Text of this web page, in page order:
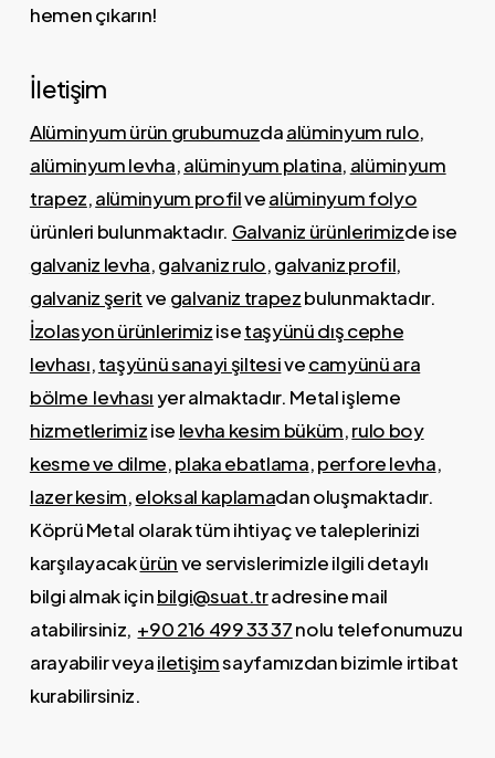
hemen çıkarın!
İletişim
Alüminyum ürün grubumuzdaalüminyum rulo,
alüminyum levha,alüminyum platina, alüminyum
trapez,alüminyum profilvealüminyum folyo
ürünleri bulunmaktadır. Galvaniz ürünlerimizde ise
galvaniz levha,galvaniz rulo,galvaniz profil,
galvaniz şeritve galvaniz trapezbulunmaktadır.
İzolasyon ürünlerimizisetaşyünü dış cephe
levhası,taşyünü sanayi şiltesivecamyünü ara
bölme levhasıyer almaktadır. Metal işleme
hizmetlerimizise levha kesim büküm,rulo boy
kesme ve dilme,plaka ebatlama,perfore levha,
lazer kesim,eloksal kaplamadan oluşmaktadır.
Köprü Metal olarak tüm ihtiyaç ve taleplerinizi
karşılayacakürünve servislerimizle ilgili detaylı
bilgi almak içinbilgi@suat.tradresine mail
atabilirsiniz, +90 216 499 33 37nolu telefonumuzu
arayabilir veyailetişimsayfamızdan bizimle irtibat
kurabilirsiniz.